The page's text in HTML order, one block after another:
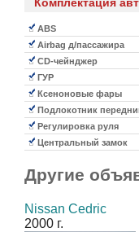
ABS
Airbag д/пассажира
CD-чейнджер
ГУР
Ксеноновые фары
Подлокотник
Регулировка руля
Центральный замок
Другие
Nissan Cedric
2000 г.